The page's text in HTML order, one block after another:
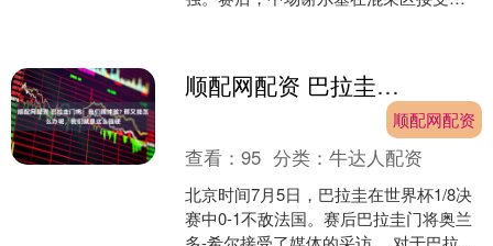
顺配网配资 巴拉圭门将：我们踢球脏? 那又能怎么办呢，我们就是这么强硬
顺配网配资
查看：95 分类：牛达人配资
北京时间7月5日，巴拉圭在世界杯1/8决
赛中0-1不敌法国。赛后巴拉圭门将奥兰